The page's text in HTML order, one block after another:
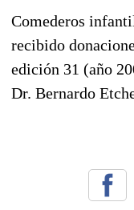
Comederos
recibido
edición 31 (año
Dr. Bernardo